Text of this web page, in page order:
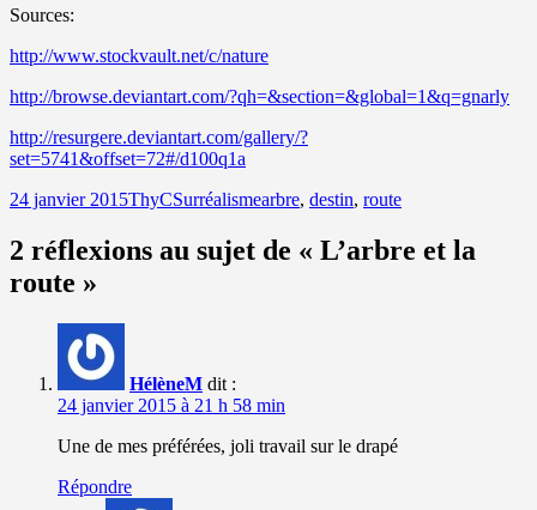
Sources:
http://www.stockvault.net/c/nature
http://browse.deviantart.com/?qh=&section=&global=1&q=gnarly
http://resurgere.deviantart.com/gallery/?
set=5741&offset=72#/d100q1a
Publié
24 janvier 2015Auteur
ThyCCatégories
SurréalismeMots-
arbre, destin, route
2 réflexions au sujet de « L’arbre et la
route »
HélèneM dit :
24 janvier 2015 à 21 h 58 min
Une de mes préférées, joli travail sur le drapé
Répondre